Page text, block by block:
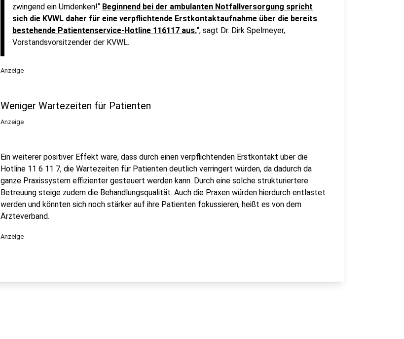
zwingend ein Umdenken!“ Beginnend bei der ambulanten Notfallversorgung spricht
sich die KVWL daher für eine verpflichtende Erstkontaktaufnahme über die bereits
bestehende Patientenservice-Hotline 116117 aus.", sagt Dr. Dirk Spelmeyer,
Vorstandsvorsitzender der KVWL.
Anzeige
Weniger Wartezeiten für Patienten
Anzeige
Ein weiterer positiver Effekt wäre, dass durch einen verpflichtenden Erstkontakt über die
Hotline 11 6 11 7, die Wartezeiten für Patienten deutlich verringert würden, da dadurch da
ganze Praxissystem effizienter gesteuert werden kann. Durch eine solche strukturiertere
Betreuung steige zudem die Behandlungsqualität. Auch die Praxen würden hierdurch entlastet
werden und könnten sich noch stärker auf ihre Patienten fokussieren, heißt es von dem
Ärzteverband.
Anzeige